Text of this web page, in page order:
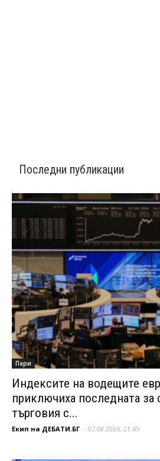
Последни публикации
Пари
Индексите на водещите
приключиха последната за
търговия с...
Екип на ДЕБАТИ.БГ - 07.08.2026, 21:45